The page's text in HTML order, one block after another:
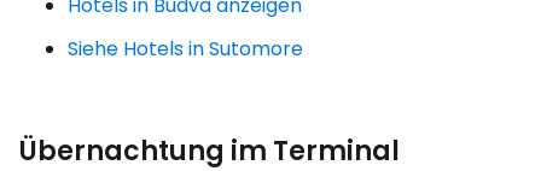
Siehe Hotels in Sutomore
Übernachtung im Terminal